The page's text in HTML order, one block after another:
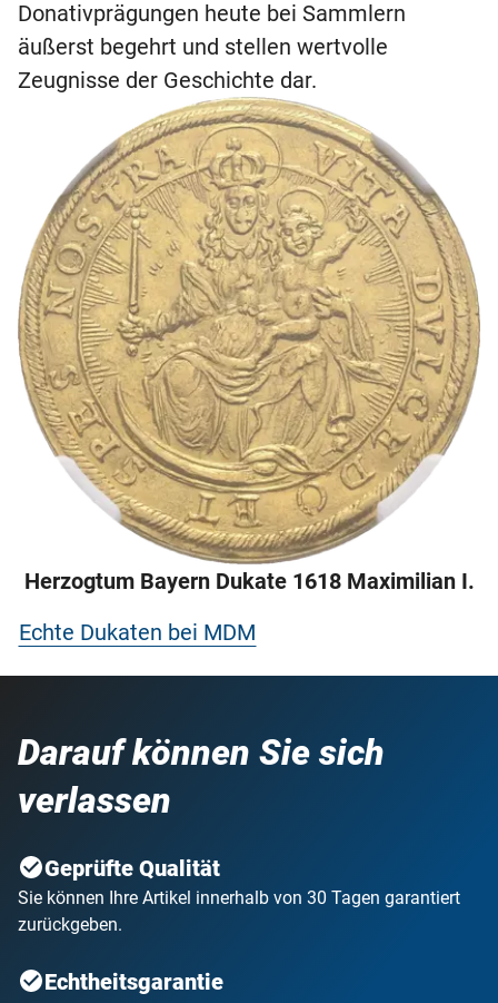
Donativprägungen heute bei Sammlern
äußerst begehrt und stellen wertvolle
Zeugnisse der Geschichte dar.
Herzogtum Bayern Dukate 1618 Maximilian I.
Echte Dukaten bei MDM
Darauf können Sie sich
verlassen
Geprüfte Qualität
Sie können Ihre Artikel innerhalb von 30 Tagen garantiert
zurückgeben.
Echtheitsgarantie